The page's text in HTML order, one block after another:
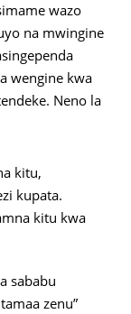
wazo
na mwingine
wengine kwa
Neno la
kitu,
kupata.
kitu kwa
sababu
zenu”